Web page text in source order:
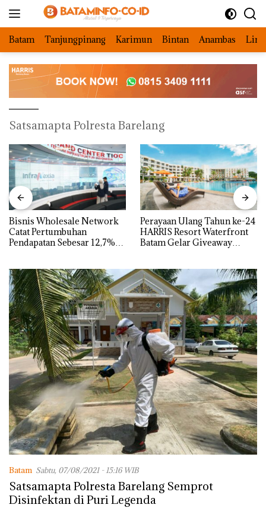
Batam Tanjungpinang Karimun Bintan Anambas
Satsamapta Polresta Barelang
Bisnis Wholesale Network
Catat Pertumbuhan
Pendapatan Sebesar 12,7%
Perayaan Ulang Tahun ke-24
HARRIS Resort Waterfront
Batam Gelar Giveaway
Batam Sabtu, 07/08/2021 - 15:16 WIB
Satsamapta Polresta Barelang Semprot
Disinfektan di Puri Legenda